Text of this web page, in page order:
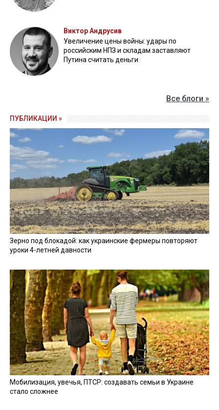
Виктор Андрусив
Увеличение цены войны: удары по
российским НПЗ и складам заставляют
Путина считать деньги
Все блоги »
ПУБЛИКАЦИИ »
Зерно под блокадой: как украинские фермеры повторяют
уроки 4-летней давности
Мобилизация, увечья, ПТСР: создавать семьи в Украине
стало сложнее